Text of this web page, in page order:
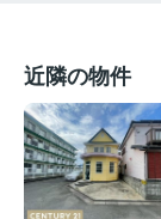
近隣の物件